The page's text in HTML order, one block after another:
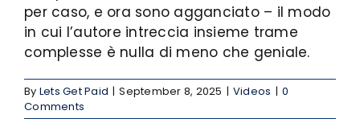
per caso, e ora sono agganciato – il modo
in cui l’autore intreccia insieme trame
complesse è nulla di meno che geniale.
By Lets Get Paid | September 8, 2025 | Videos | 0
Comments